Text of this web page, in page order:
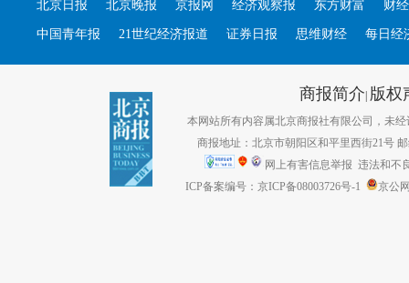
北京日报 北京晚报 京报网 经济观察报 东方财富 财
中国青年报 21世纪经济报道 证券日报 思维财经 每日经
商报简介| 版权
本网站所有内容属北京商报社有限公司，未经
商报地址：北京市朝阳区和平里西街21号
网上有害信息举报 违法和不
ICP备案编号：京ICP备08003726号-1
京公